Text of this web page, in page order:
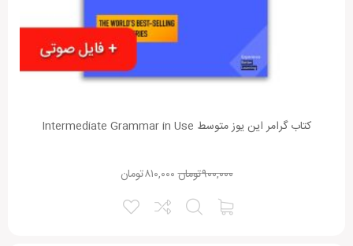
کتاب گرامر این یوز متوسط Intermediate Grammar in Use
تومان۹۰۰,۰۰۰ تومان۸۱۰,۰۰۰